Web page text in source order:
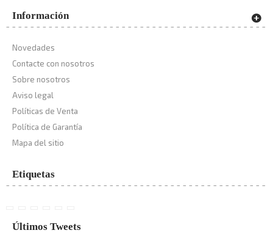
Información
Novedades
Contacte con nosotros
Sobre nosotros
Aviso legal
Políticas de Venta
Política de Garantía
Mapa del sitio
Etiquetas
Últimos Tweets